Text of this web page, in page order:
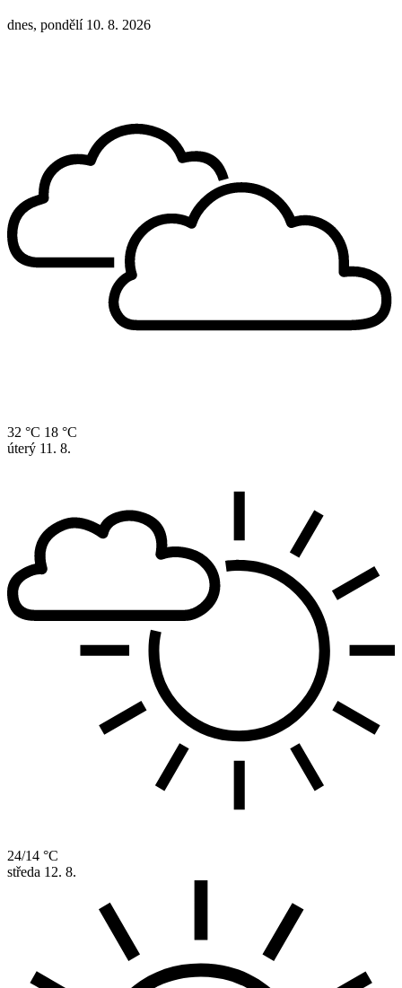
dnes, pondělí 10. 8. 2026
32 °C 18 °C
úterý 11. 8.
24/14 °C
středa 12. 8.